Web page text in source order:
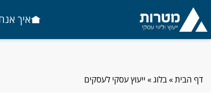
content
איך
דף הבית»בלוג» ייעוץ עסקי לעסקים